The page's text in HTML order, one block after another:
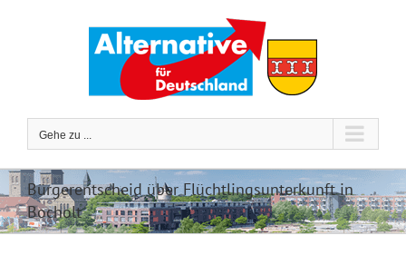
Gehe zu ...
Bürgerentscheid über Flüchtlingsunterkunft in
Bocholt